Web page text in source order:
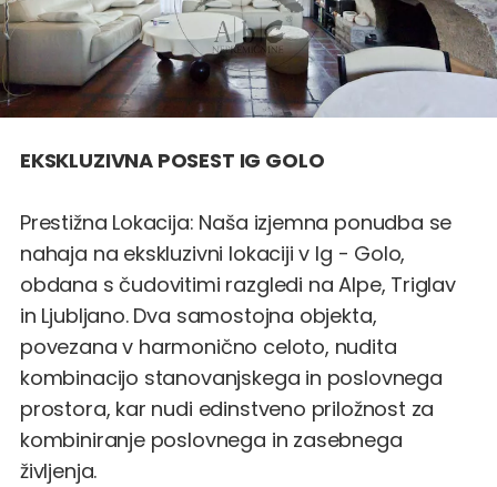
EKSKLUZIVNA POSEST IG GOLO
Prestižna Lokacija: Naša izjemna ponudba se
nahaja na ekskluzivni lokaciji v Ig - Golo,
obdana s čudovitimi razgledi na Alpe, Triglav
in Ljubljano. Dva samostojna objekta,
povezana v harmonično celoto, nudita
kombinacijo stanovanjskega in poslovnega
prostora, kar nudi edinstveno priložnost za
kombiniranje poslovnega in zasebnega
življenja.